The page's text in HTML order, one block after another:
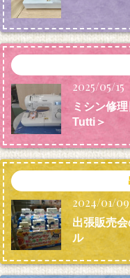
2025/05/15
ミシン修
Tutti＞
2024/01/09
出張販売
ル